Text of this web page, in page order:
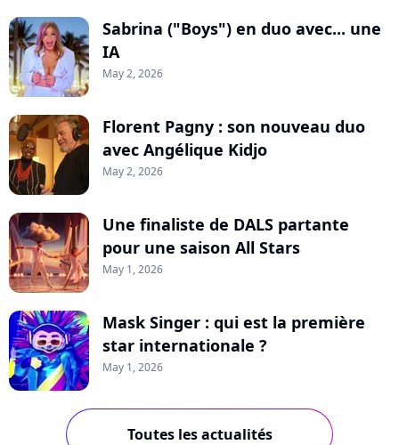
Sabrina ("Boys") en duo avec... une
IA
May 2, 2026
Florent Pagny : son nouveau duo
avec Angélique Kidjo
May 2, 2026
Une finaliste de DALS partante
pour une saison All Stars
May 1, 2026
Mask Singer : qui est la première
star internationale ?
May 1, 2026
Toutes les actualités